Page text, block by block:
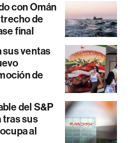
con Omán
de
final
sus ventas
de
del S&P
tras sus
al